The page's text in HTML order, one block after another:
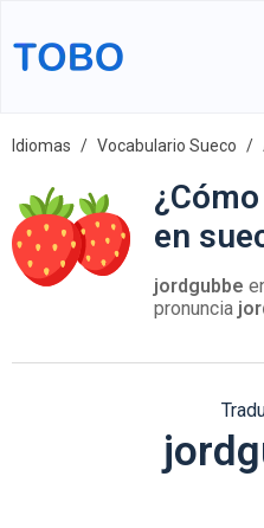
Idiomas Vocabulario Sueco
en
jordgubbe
pronuncia